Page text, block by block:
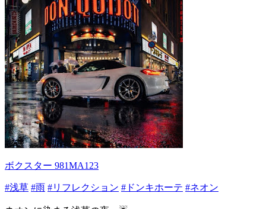
ボクスター 981MA123
#浅草 #雨 #リフレクション #ドンキホーテ #ネオン